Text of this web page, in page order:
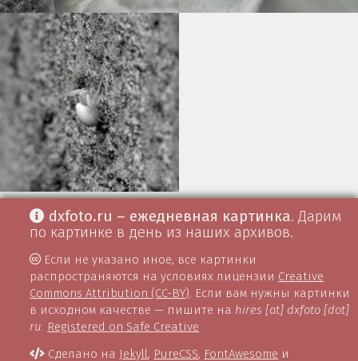
dxfoto.ru – ежедневная картинка. Дарим
по картинке в день из наших архивов.
Если не указано иное, все картинки
распространяются на условиях лицензии Creative
Commons Attribution (CC-BY). Если вам нужны картинки
в исходном качестве — пишите на hires [at] dxfoto [dot]
ru. Registered on Safe Creative
Сделано на Jekyll, PureCSS, FontAwesome и